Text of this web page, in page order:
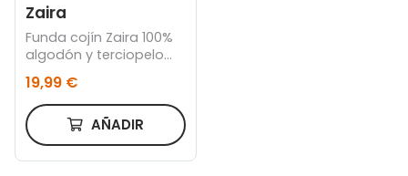
Zaira
Funda cojín Zaira 100%
algodón y terciopelo
19,99 €
AÑADIR